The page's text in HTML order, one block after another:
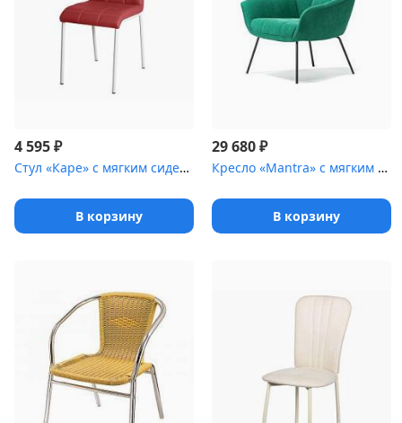
4 595₽
Стул «Каре» с мягким сиденьем [(окрашенный каркас)]
В корзину
29 680₽
Кресло «Mantra» с мягким сиденьем [(металлический каркас)]
В корзину